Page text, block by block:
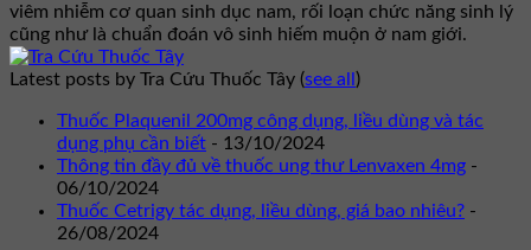
viêm nhiễm cơ quan sinh dục nam, rối loạn chức năng sinh lý
cũng như là chuẩn đoán vô sinh hiếm muộn ở nam giới.
Latest posts by Tra Cứu Thuốc Tây (see all )
Thuốc Plaquenil 200mg công dụng, liều dùng và tác
dụng phụ cần biết - 13/10/2024
Thông tin đầy đủ về thuốc ung thư Lenvaxen 4mg -
06/10/2024
Thuốc Cetrigy tác dụng, liều dùng, giá bao nhiêu? -
26/08/2024